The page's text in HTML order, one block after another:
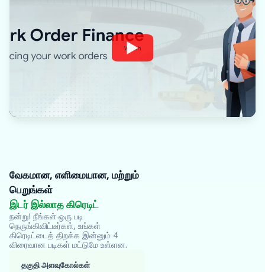
Watch
வேகமான, எளிமையான, மற்றும்
பெறுங்கள்
இடர் இல்லாத கிரெடிட்
நன்று! நீங்கள் ஒரு படி
நெருங்கிவிட்டீர்கள், உங்கள்
கிரெடிட்டைத் திறக்க இன்னும் 4
விரைவான படிகள் மட்டுமே உள்ளன.
தகுதி அளவுகோல்கள்